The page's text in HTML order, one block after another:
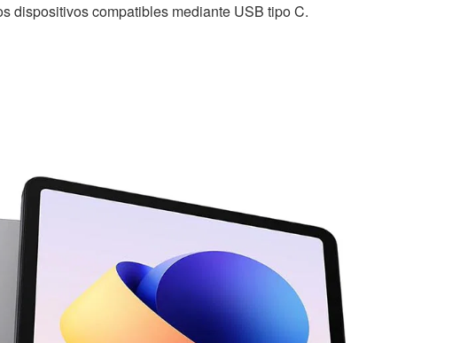
dispositivos compatibles mediante USB tipo C.